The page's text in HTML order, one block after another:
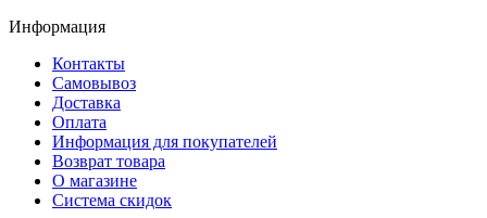
Информация
Контакты
Самовывоз
Доставка
Оплата
Информация для покупателей
Возврат товара
О магазине
Система скидок